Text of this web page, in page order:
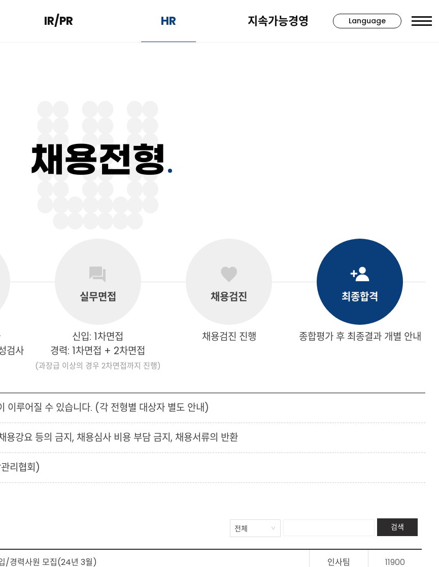
IR/PR HR 지속가능경영 Language
채용전형
검사
실무면접
신입: 1차면접
경력: 1차면접 + 2차면접
(과장급 이상의 경우 2차면접까지 진행)
채용검진
채용검진 진행
최종합격
종합평가 후 최종결과 개별 안내
이루어질 수 있습니다. (각 전형별 대상자 별도 안내)
용강요 등의 금지, 채용심사 비용 부담 금지, 채용서류의 반환
리협회)
검색
/경력사원 모집(24년 3월) 인사팀 11900